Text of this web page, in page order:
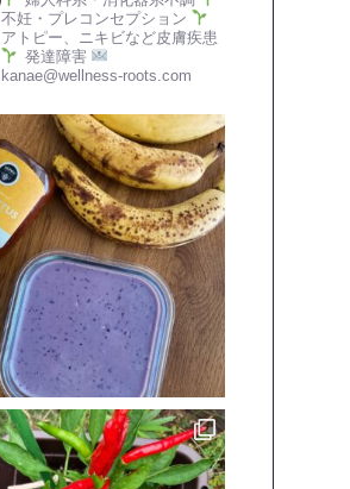
不妊・プレコンセプション
アトピー、ニキビなど皮膚疾患
発達障害
kanae@wellness-roots.com